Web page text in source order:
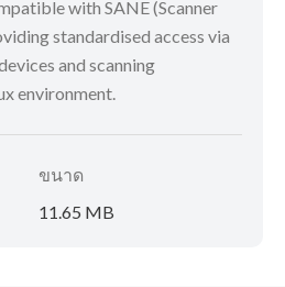
with SANE (Scanner
standardised access via
and scanning
environment.
ขนาด
11.65 MB